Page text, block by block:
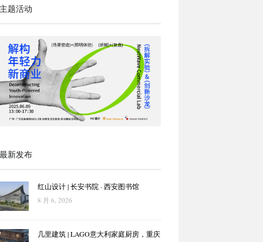
题活动
新发布
红山设计 | 长安书院 · 西安图书馆
8 月 6, 2026
几里建筑 | LAGO意大利家庭厨房，重庆